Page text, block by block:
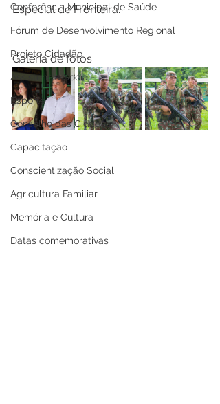
Conferência Municipal de Saúde
Fórum de Desenvolvimento Regional
Projeto Cidadão
Assistência Social
Esporte
Conselho das Cidades
Capacitação
Conscientização Social
Agricultura Familiar
Memória e Cultura
Datas comemorativas
Especial de Fronteira.
Galeria de fotos: